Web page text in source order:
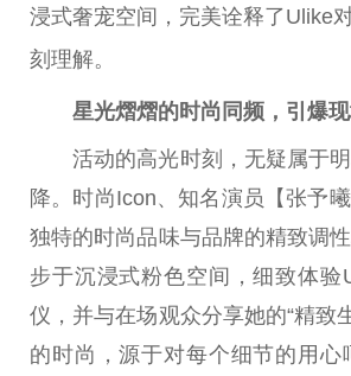
浸式奢宠空间，完美诠释了Ulike
刻理解。
星光熠熠的时尚同频，引爆
活动的高光时刻，无疑属于
降。时尚Icon、知名演员【张予
独特的时尚品味与品牌的精致调
步于沉浸式粉色空间，细致体验
仪，并与在场观众分享她的“精致
的时尚，源于对每个细节的用心